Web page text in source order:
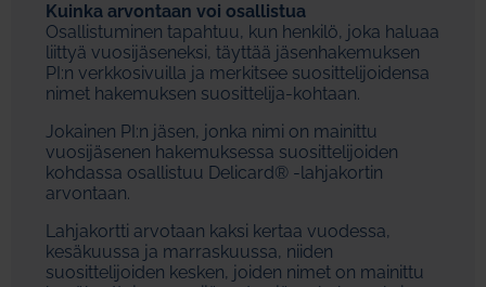
Kuinka arvontaan voi osallistua
Osallistuminen tapahtuu, kun henkilö, joka haluaa
liittyä vuosijäseneksi, täyttää jäsenhakemuksen
PI:n verkkosivuilla ja merkitsee suosittelijoidensa
nimet hakemuksen suosittelija-kohtaan.
Jokainen PI:n jäsen, jonka nimi on mainittu
vuosijäsenen hakemuksessa suosittelijoiden
kohdassa osallistuu Delicard® -lahjakortin
arvontaan.
Lahjakortti arvotaan kaksi kertaa vuodessa,
kesäkuussa ja marraskuussa, niiden
suosittelijoiden kesken, joiden nimet on mainittu